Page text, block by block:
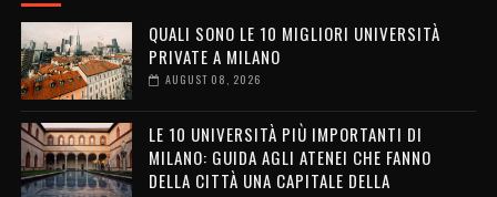
QUALI SONO LE 10 MIGLIORI UNIVERSITÀ
PRIVATE A MILANO
AUGUST 08, 2026
LE 10 UNIVERSITÀ PIÙ IMPORTANTI DI
MILANO: GUIDA AGLI ATENEI CHE FANNO
DELLA CITTÀ UNA CAPITALE DELLA